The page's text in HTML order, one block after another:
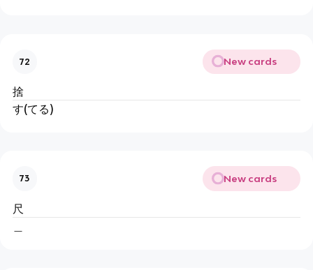
72 New cards
捨
す(てる)
73 New cards
尺